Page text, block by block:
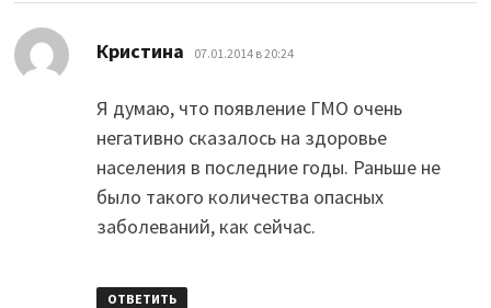
Кристина 07.01.2014 в 20:24
Я думаю, что появление ГМО очень
негативно сказалось на здоровье
населения в последние годы. Раньше не
было такого количества опасных
заболеваний, как сейчас.
ОТВЕТИТЬ